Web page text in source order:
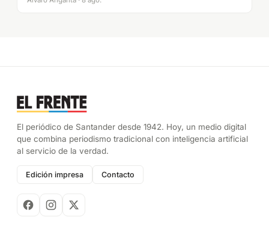
El periódico de Santander desde 1942. Hoy, un medio digital
que combina periodismo tradicional con inteligencia artificial
al servicio de la verdad.
Edición impresa Contacto